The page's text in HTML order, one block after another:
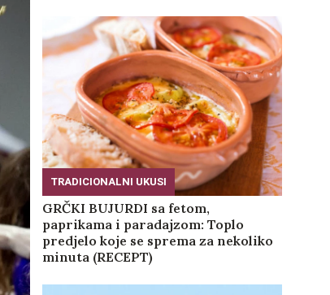
TRADICIONALNI UKUSI
GRČKI BUJURDI sa fetom,
paprikama i paradajzom: Toplo
predjelo koje se sprema za nekoliko
minuta (RECEPT)